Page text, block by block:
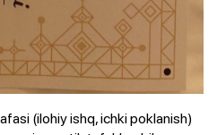
(ilohiy ishq, ichki poklanish)